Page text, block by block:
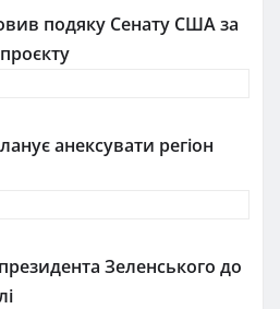
подяку Сенату США за
анексувати регіон
Зеленського до